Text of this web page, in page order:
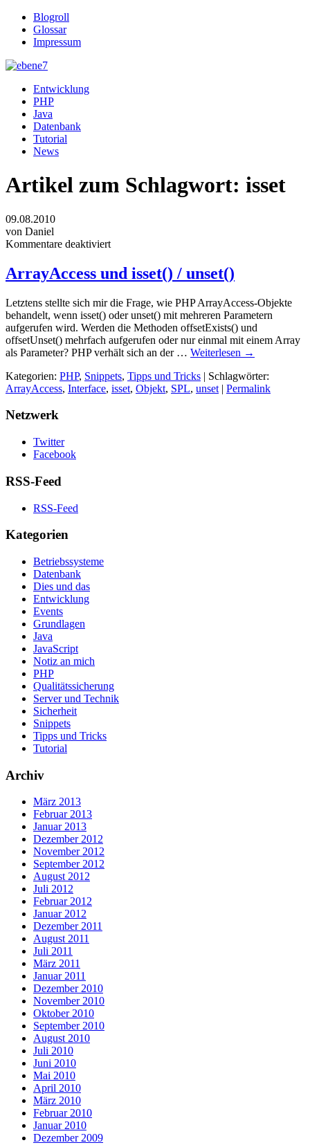
Blogroll
Glossar
Impressum
Entwicklung
PHP
Java
Datenbank
Tutorial
News
Artikel zum Schlagwort: isset
09.08.2010
von Daniel
Kommentare deaktiviert
ArrayAccess und isset() / unset()
Letztens stellte sich mir die Frage, wie PHP ArrayAccess-Objekte
behandelt, wenn isset() oder unset() mit mehreren Parametern
aufgerufen wird. Werden die Methoden offsetExists() und
offsetUnset() mehrfach aufgerufen oder nur einmal mit einem Array
als Parameter? PHP verhält sich an der … Weiterlesen →
Kategorien: PHP, Snippets, Tipps und Tricks | Schlagwörter:
ArrayAccess, Interface, isset, Objekt, SPL, unset | Permalink
Netzwerk
Twitter
Facebook
RSS-Feed
RSS-Feed
Kategorien
Betriebssysteme
Datenbank
Dies und das
Entwicklung
Events
Grundlagen
Java
JavaScript
Notiz an mich
PHP
Qualitätssicherung
Server und Technik
Sicherheit
Snippets
Tipps und Tricks
Tutorial
Archiv
März 2013
Februar 2013
Januar 2013
Dezember 2012
November 2012
September 2012
August 2012
Juli 2012
Februar 2012
Januar 2012
Dezember 2011
August 2011
Juli 2011
März 2011
Januar 2011
Dezember 2010
November 2010
Oktober 2010
September 2010
August 2010
Juli 2010
Juni 2010
Mai 2010
April 2010
März 2010
Februar 2010
Januar 2010
Dezember 2009